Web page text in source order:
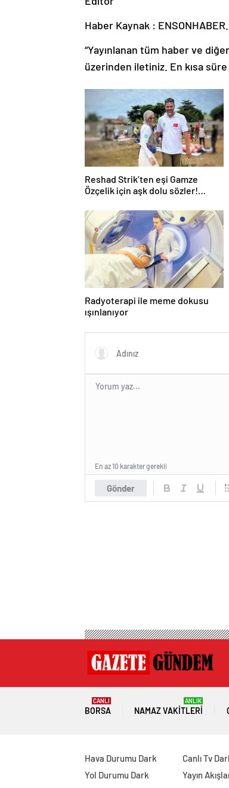
Haber Kaynak :
“Yayınlanan tüm haber ve
üzerinden iletiniz. En kısa
Reshad Strik’ten eşi Gamze
Özçelik için aşk dolu sözler!
Radyoterapi ile meme dokusu
ışınlanıyor
Gönder
En az 10 karakter gerekli
BORSA
CANLI
NAMAZ VAKITLERI
ANLIK
Hava Durumu Dark
Yol Durumu Dark
Canlı Tv
Yayın